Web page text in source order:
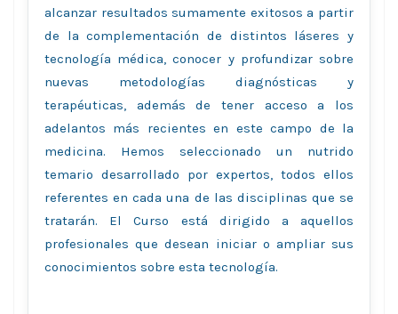
alcanzar resultados sumamente exitosos a partir
de la complementación de distintos láseres y
tecnología médica, conocer y profundizar sobre
nuevas metodologías diagnósticas y
terapéuticas, además de tener acceso a los
adelantos más recientes en este campo de la
medicina. Hemos seleccionado un nutrido
temario desarrollado por expertos, todos ellos
referentes en cada una de las disciplinas que se
tratarán. El Curso está dirigido a aquellos
profesionales que desean iniciar o ampliar sus
conocimientos sobre esta tecnología.